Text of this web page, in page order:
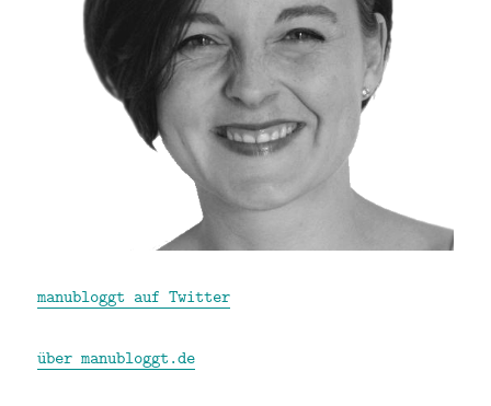
manubloggt auf Twitter
über manubloggt.de